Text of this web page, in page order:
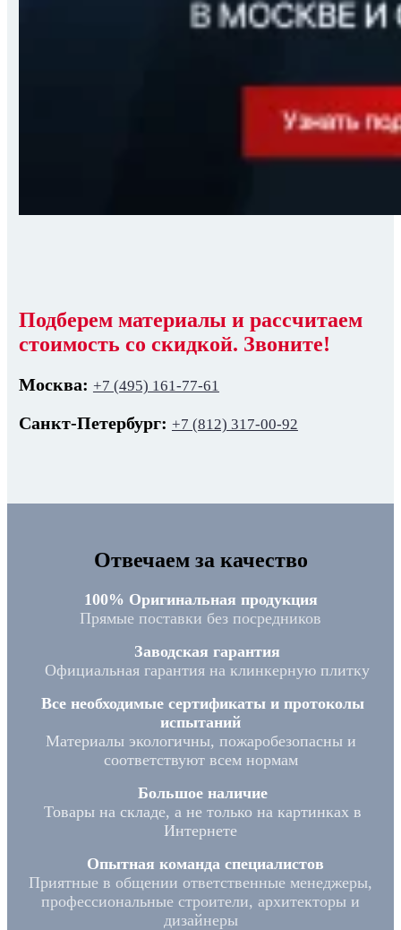
Подберем материалы и рассчитаем
стоимость со скидкой. Звоните!
Москва: +7 (495) 161-77-61
Санкт-Петербург: +7 (812) 317-00-92
Отвечаем за качество
100% Оригинальная продукция
Прямые поставки без посредников
Заводская гарантия
Официальная гарантия на клинкерную плитку
Все необходимые сертификаты и протоколы
испытаний
Материалы экологичны, пожаробезопасны и
соответствуют всем нормам
Большое наличие
Товары на складе, а не только на картинках в
Интернете
Опытная команда специалистов
Приятные в общении ответственные менеджеры,
профессиональные строители, архитекторы и
дизайнеры